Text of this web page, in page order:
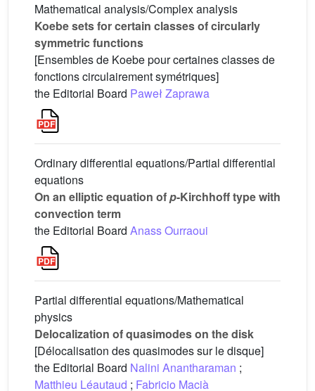
Mathematical analysis/Complex analysis
Koebe sets for certain classes of circularly
symmetric functions
[Ensembles de Koebe pour certaines classes de
fonctions circulairement symétriques]
the Editorial Board Paweł Zaprawa
Ordinary differential equations/Partial differential
equations
On an elliptic equation ofp-Kirchhoff type with
convection term
the Editorial Board Anass Ourraoui
Partial differential equations/Mathematical
physics
Delocalization of quasimodes on the disk
[Délocalisation des quasimodes sur le disque]
the Editorial Board Nalini Anantharaman ;
Matthieu Léautaud ; Fabricio Macià